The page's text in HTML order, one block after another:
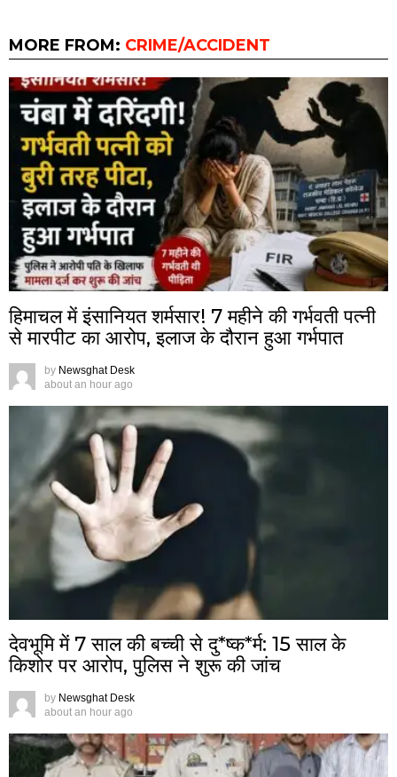
MORE FROM: CRIME/ACCIDENT
हिमाचल में इंसानियत शर्मसार! 7 महीने की गर्भवती पत्नी
से मारपीट का आरोप, इलाज के दौरान हुआ गर्भपात
by Newsghat Desk
about an hour ago
देवभूमि में 7 साल की बच्ची से दु*ष्क*र्म: 15 साल के
किशोर पर आरोप, पुलिस ने शुरू की जांच
by Newsghat Desk
about an hour ago